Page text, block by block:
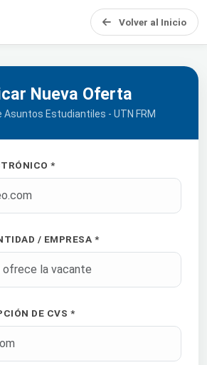
Volver al Inicio
Nueva Oferta
Asuntos Estudiantiles - UTN FRM
*
/ EMPRESA *
DE CVS *